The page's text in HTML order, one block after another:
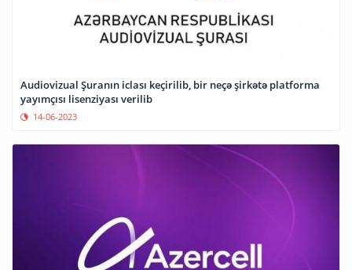
Audiovizual Şuranın iclası keçirilib, bir neçə şirkətə platforma
yayımçısı lisenziyası verilib
14-06-2023